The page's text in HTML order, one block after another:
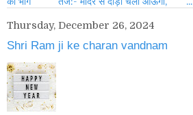
Thursday, December 26, 2024
Shri Ram ji ke charan vandnam